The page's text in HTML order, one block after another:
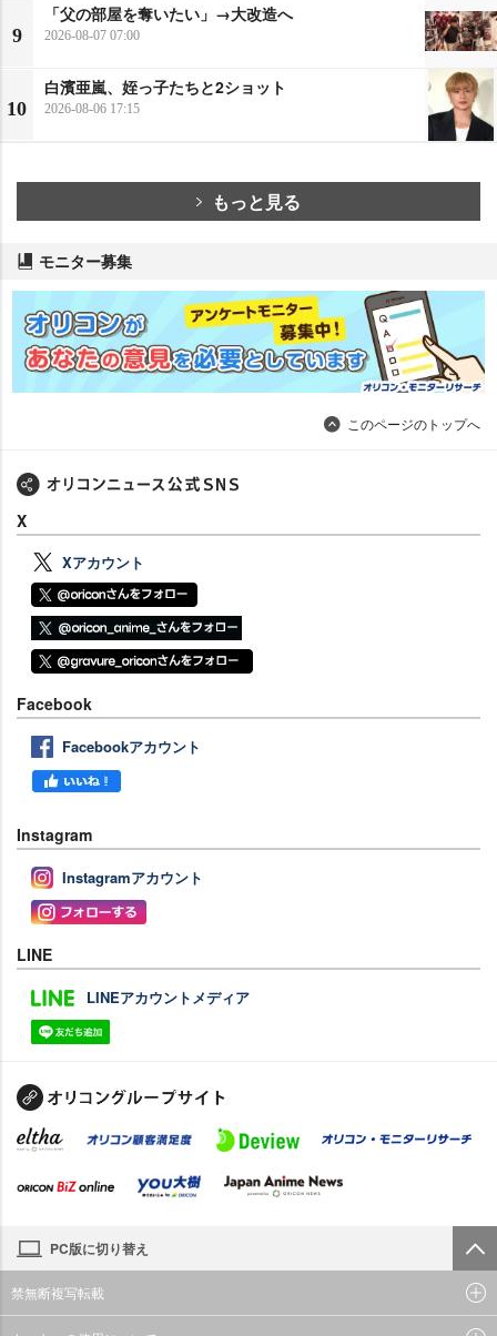
9
「父の部屋を奪いたい」→大改造へ
2026-08-07 07:00
10
白濱亜嵐、姪っ子たちと2ショット
2026-08-06 17:15
もっと見る
モニター募集
このページのトップへ
X
Xアカウント
Facebook
Facebookアカウント
Instagram
Instagramアカウント
LINE
LINEアカウントメディア
PC版に切り替え
禁無断複写転載